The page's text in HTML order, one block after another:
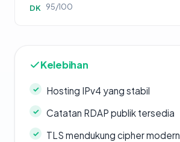
DK 95/100
Kelebihan
Hosting IPv4 yang stabil
Catatan RDAP publik tersedia
TLS mendukung cipher modern